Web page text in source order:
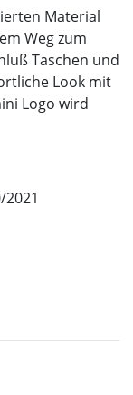
Material
Weg zum
Taschen und
Look mit
Logo wird